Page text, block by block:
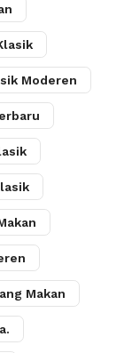
Moderen
Makan